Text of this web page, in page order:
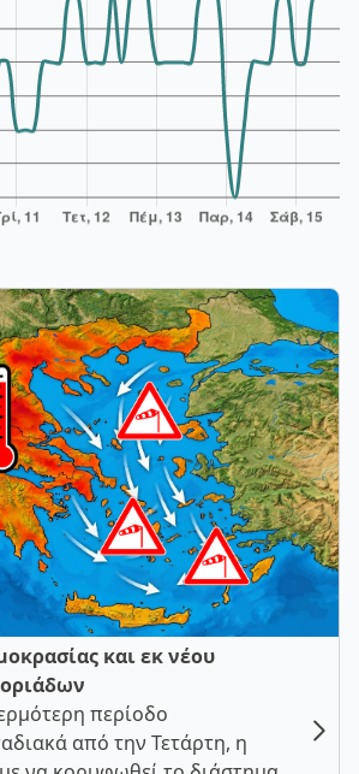
και εκ νέου
περίοδο
από την Τετάρτη, η